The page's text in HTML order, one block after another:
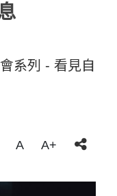
系列 - 看見自
A A+